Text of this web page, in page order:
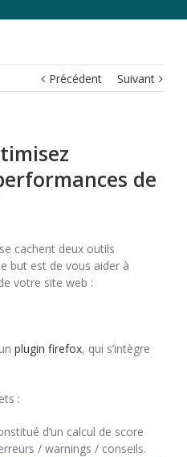
Précédent Suivant
de
cachent deux outils
but est de vous aider à
votre site web :
plugin firefox, qui s’intègre
:
d’un calcul de score
/ warnings / conseils.